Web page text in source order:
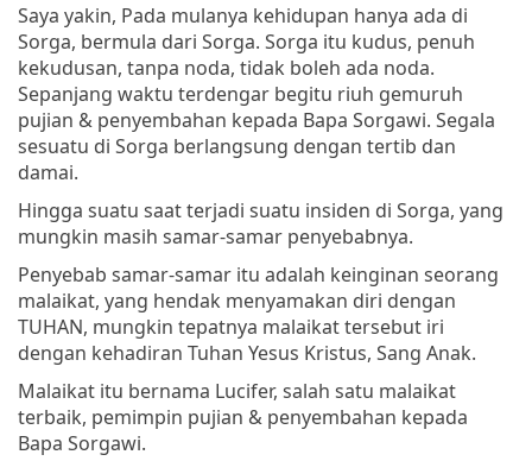
Saya yakin, Pada mulanya kehidupan hanya ada di
Sorga, bermula dari Sorga. Sorga itu kudus, penuh
kekudusan, tanpa noda, tidak boleh ada noda.
Sepanjang waktu terdengar begitu riuh gemuruh
pujian & penyembahan kepada Bapa Sorgawi. Segala
sesuatu di Sorga berlangsung dengan tertib dan
damai.
Hingga suatu saat terjadi suatu insiden di Sorga, yang
mungkin masih samar-samar penyebabnya.
Penyebab samar-samar itu adalah keinginan seorang
malaikat, yang hendak menyamakan diri dengan
TUHAN, mungkin tepatnya malaikat tersebut iri
dengan kehadiran Tuhan Yesus Kristus, Sang Anak.
Malaikat itu bernama Lucifer, salah satu malaikat
terbaik, pemimpin pujian & penyembahan kepada
Bapa Sorgawi.